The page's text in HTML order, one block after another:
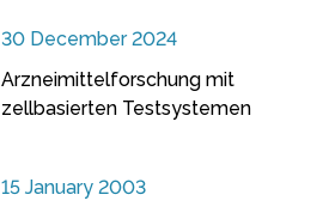
30 December 2024
Arzneimittelforschung mit
zellbasierten Testsystemen
15 January 2003